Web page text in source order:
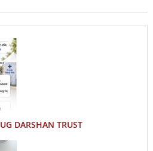
DARSHAN TRUST